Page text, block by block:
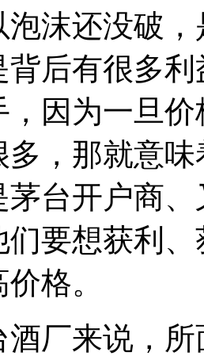
泡沫还没破
背后有很多
，因为一旦
多，那就意
茅台开户商
们要想获利
格。
酒厂来说，